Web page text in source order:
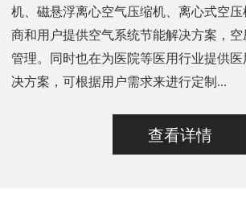
机、磁悬浮离心空气压缩机、离心式空
商和用户提供空气系统节能解决方案，
管理。同时也在为医院等医用行业提供
决方案，可根据用户需求来进行定制...
查看详情